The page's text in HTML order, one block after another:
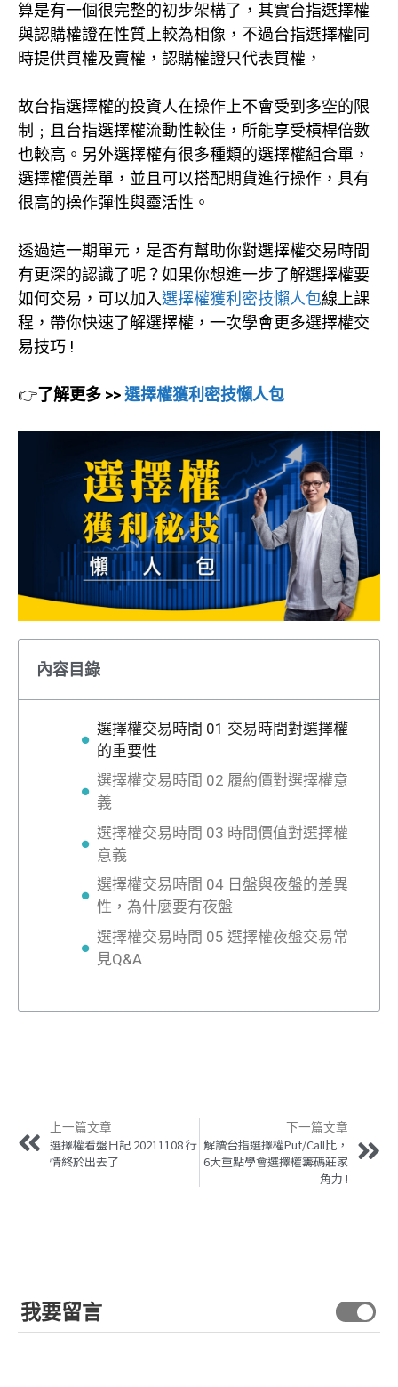
算是有一個很完整的初步架構了，其實台指選擇權
與認購權證在性質上較為相像，不過台指選擇權同
時提供買權及賣權，認購權證只代表買權，
故台指選擇權的投資人在操作上不會受到多空的限
制﹔且台指選擇權流動性較佳，所能享受槓桿倍數
也較高。另外選擇權有很多種類的選擇權組合單，
選擇權價差單，並且可以搭配期貨進行操作，具有
很高的操作彈性與靈活性。
透過這一期單元，是否有幫助你對選擇權交易時間
有更深的認識了呢？如果你想進一步了解選擇權要
如何交易，可以加入選擇權獲利密技懶人包線上課
程，帶你快速了解選擇權，一次學會更多選擇權交
易技巧 !
👉了解更多 >>選擇權獲利密技懶人包
內容目錄
選擇權交易時間 01 交易時間對選擇權
的重要性
選擇權交易時間 02 履約價對選擇權意
義
選擇權交易時間 03 時間價值對選擇權
意義
選擇權交易時間 04 日盤與夜盤的差異
性，為什麼要有夜盤
選擇權交易時間 05 選擇權夜盤交易常
見Q&A
上一篇文章
選擇權看盤日記 20211108 行
情終於出去了
下一篇文章
解讀台指選擇權Put/Call比，
6大重點學會選擇權籌碼莊家
角力 !
我要留言